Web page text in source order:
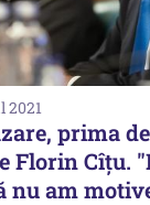
2021
prima
Florin Cîţu.
am